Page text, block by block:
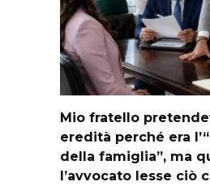
Mio fratello
eredità perché era
della famiglia”, ma
l’avvocato lesse ciò